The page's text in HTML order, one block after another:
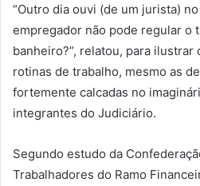
“Outro dia ouvi (de um jurista) no
empregador não pode regular o
banheiro?”, relatou, para ilustrar
rotinas de trabalho, mesmo as
fortemente calcadas no
integrantes do Judiciário.
Segundo estudo da
Trabalhadores do Ramo